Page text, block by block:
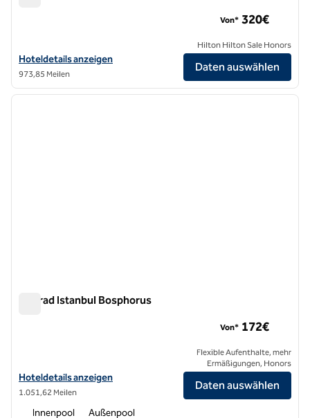
Hoteldetails für das Conrad Dublin anzeigen
Hoteldetails anzeigen
973,85 Meilen
Von* 320€
Hilton Hilton Sale Honors
Daten auswählen
1/13
1 von 13
Conrad Istanbul Bosphorus
Hoteldetails für das Conrad Istanbul Bosphorus anzeigen
Hoteldetails anzeigen
1.051,62 Meilen
Von* 172€
Flexible Aufenthalte, mehr
Ermäßigungen, Honors
Daten auswählen
Innenpool Außenpool